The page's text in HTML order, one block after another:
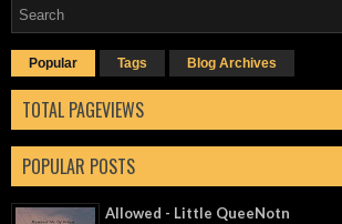
Popular Tags Blog Archives
TOTAL PAGEVIEWS
POPULAR POSTS
Allowed - Little QueeNotn